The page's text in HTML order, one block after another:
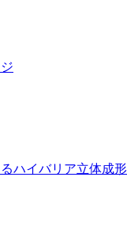
ハイバリア立体成